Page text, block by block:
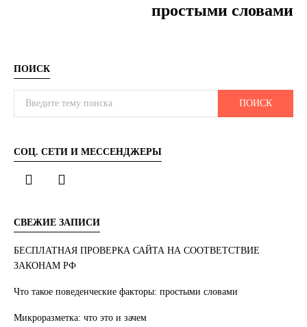
простыми словами
ПОИСК
ПОИСК
СОЦ. СЕТИ И МЕССЕНДЖЕРЫ
СВЕЖИЕ ЗАПИСИ
БЕСПЛАТНАЯ ПРОВЕРКА САЙТА НА СООТВЕТСТВИЕ
ЗАКОНАМ РФ
Что такое поведенческие факторы: простыми словами
Микроразметка: что это и зачем